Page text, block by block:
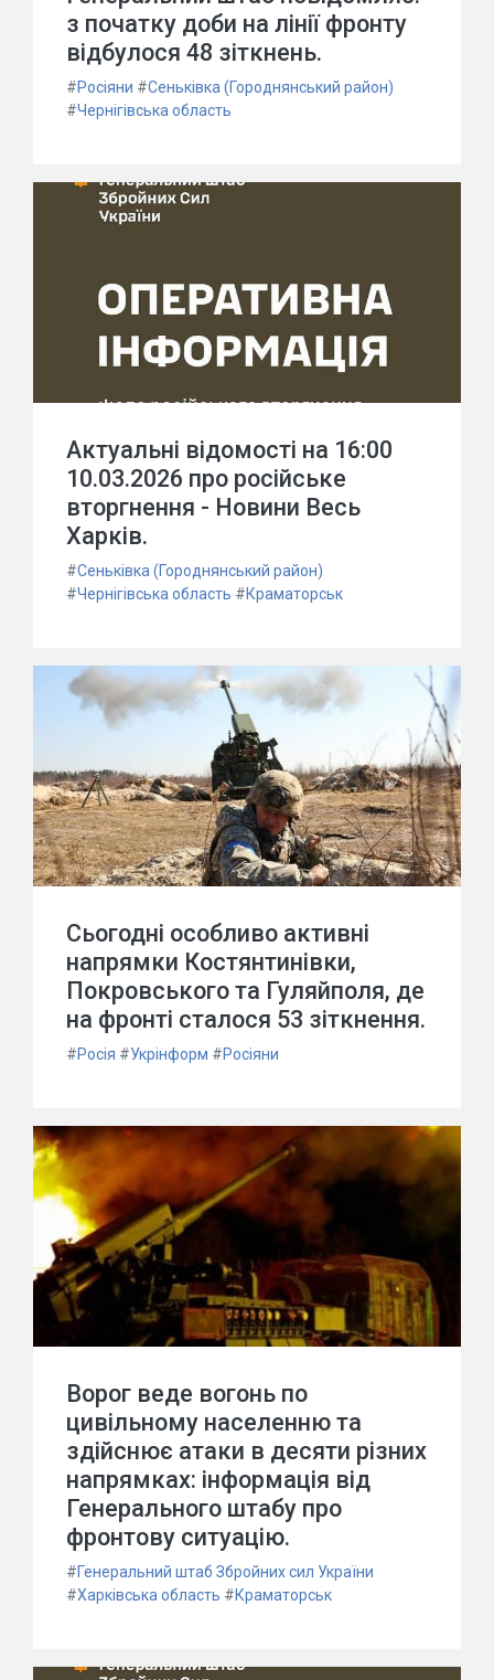
з початку доби на лінії фронту
відбулося 48 зіткнень.
#Росіяни #Сеньківка (Городнянський район)
#Чернігівська область
Актуальні відомості на 16:00
10.03.2026 про російське
вторгнення - Новини Весь
Харків.
#Сеньківка (Городнянський район)
#Чернігівська область #Краматорськ
Сьогодні особливо активні
напрямки Костянтинівки,
Покровського та Гуляйполя, де
на фронті сталося 53 зіткнення.
#Росія #Укрінформ #Росіяни
Ворог веде вогонь по
цивільному населенню та
здійснює атаки в десяти різних
напрямках: інформація від
Генерального штабу про
фронтову ситуацію.
#Генеральний штаб Збройних сил України
#Харківська область #Краматорськ